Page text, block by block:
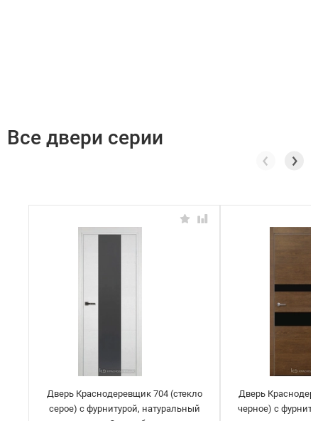
Все двери серии
Дверь Краснодеревщик 704 (стекло
серое) с фурнитурой, натуральный
Дверь
черное) с